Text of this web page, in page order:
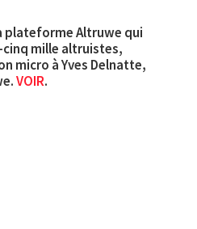
plateforme Altruwe qui
mille altruistes,
micro à Yves Delnatte,
VOIR.